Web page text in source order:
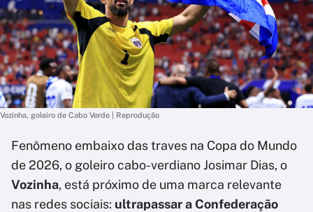
Vozinha, goleiro de Cabo Verde | Reprodução
Fenômeno embaixo das traves na Copa do Mundo
de 2026, o goleiro cabo-verdiano Josimar Dias, o
Vozinha, está próximo de uma marca relevante
nas redes sociais: ultrapassar a Confederação